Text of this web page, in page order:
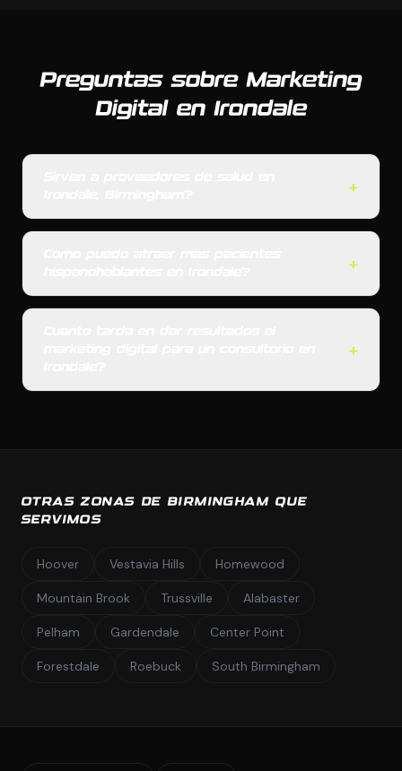
Preguntas sobre Marketing
Digital en Irondale
+
+
+
OTRAS ZONAS DE BIRMINGHAM QUE
SERVIMOS
Hoover Vestavia Hills Homewood
Mountain Brook Trussville Alabaster
Pelham Gardendale Center Point
Forestdale Roebuck South Birmingham